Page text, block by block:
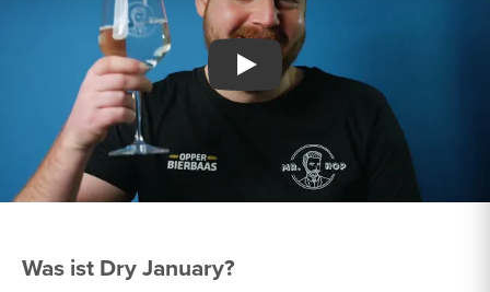
Video afspelen
Was ist Dry January?